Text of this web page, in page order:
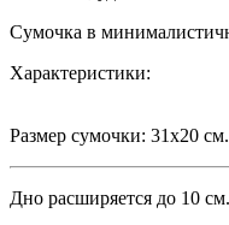
Сумочка в
Характеристики:
Размер сумочки: 31х20 см.
Дно расширяется до 10 см.